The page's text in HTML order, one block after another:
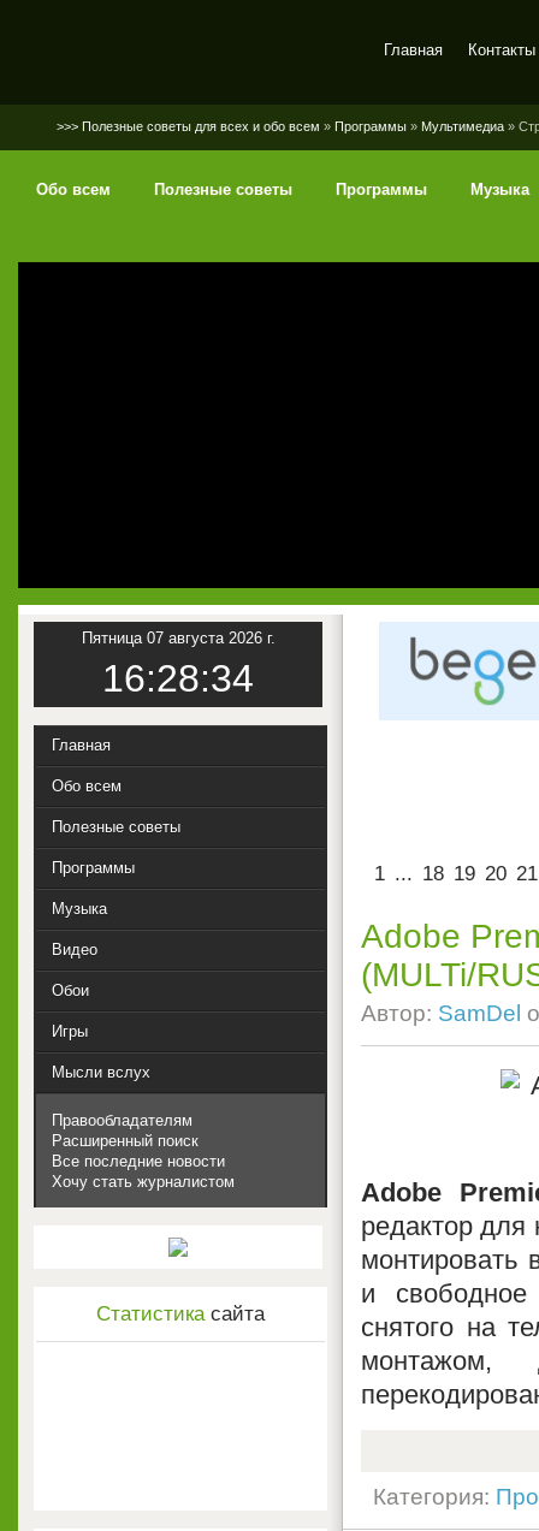
Главная Контакты
>>> Полезные советы для всех и обо всем » Программы » Мультимедиа »
Обо всем Полезные советы Программы Музыка
1 ... 18 19 20 21
Adobe
(MULTi/
Автор: SamDel
Adobe
редактор
монтировать
и
снятого на
монтажом,
Категория:
Пятница 07 августа 2026 г.
16:28:35
Главная
Обо всем
Полезные советы
Программы
Музыка
Видео
Обои
Игры
Мысли вслух
Правообладателям
Расширенный поиск
Все последние новости
Хочу стать журналистом
Статистикасайта